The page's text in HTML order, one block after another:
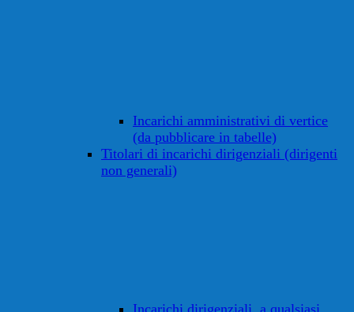
Incarichi amministrativi di vertice
(da pubblicare in tabelle)
Titolari di incarichi dirigenziali (dirigenti
non generali)
Incarichi dirigenziali, a qualsiasi